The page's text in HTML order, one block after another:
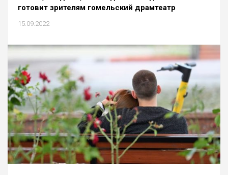
готовит зрителям гомельский драмтеатр
15.09.2022